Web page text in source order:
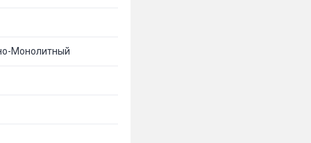
Монолитный